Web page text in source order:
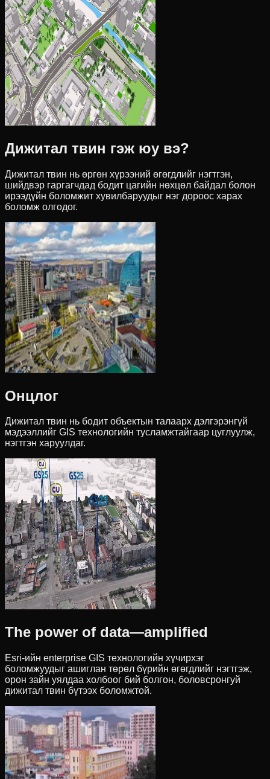
Дижитал твин гэж юу вэ?
Дижитал твин нь өргөн хүрээний өгөгдлийг нэгтгэн,
шийдвэр гаргагчдад бодит цагийн нөхцөл байдал болон
ирээдүйн боломжит хувилбаруудыг нэг дороос харах
боломж олгодог.
Онцлог
Дижитал твин нь бодит объектын талаарх дэлгэрэнгүй
мэдээллийг GIS технологийн тусламжтайгаар цуглуулж,
нэгтгэн харуулдаг.
The power of data—amplified
Esri-ийн enterprise GIS технологийн хүчирхэг
боломжуудыг ашиглан төрөл бүрийн өгөгдлийг нэгтгэж,
орон зайн уялдаа холбоог бий болгон, боловсронгуй
дижитал твин бүтээх боломжтой.